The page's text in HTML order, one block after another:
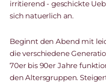
irritierend - geschickte
sich natuerlich an.
Beginnt den Abend mit
die verschiedene
70er bis 90er Jahre
den Altersgruppen.